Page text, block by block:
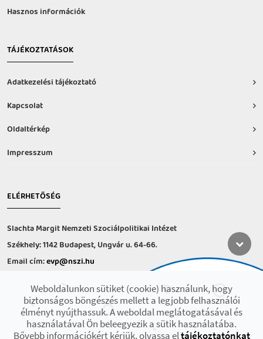
Hasznos információk
TÁJÉKOZTATÁSOK
Adatkezelési tájékoztató
Kapcsolat
Oldaltérkép
Impresszum
ELÉRHETŐSÉG
Slachta Margit Nemzeti Szociálpolitikai Intézet
Székhely: 1142 Budapest, Ungvár u. 64-66.
Email cím:evp@nszi.hu
hétfő-csütörtök: 8:00-16:00
péntek: 8:00-14.00
Weboldalunkon sütiket (cookie) használunk, hogy
biztonságos böngészés mellett a legjobb felhasználói
élményt nyújthassuk. A weboldal meglátogatásával és
használatával Ön beleegyezik a sütik használatába.
Bővebb információkért kérjük, olvassa eltájékoztatónkat